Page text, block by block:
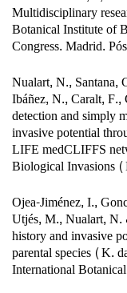
Multidisciplinary
Botanical Institute of
Congress. Madrid.
Nualart, N.,
Ibáñez, N., Caralt,
detection and simply
invasive potential
LIFE medCLIFFS
Biological Invasions
Ojea-Jiménez, I.,
Utjés, M., Nualart,
history and invasive
parental species (K.
International